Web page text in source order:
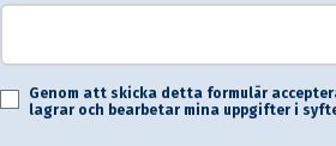
Genom att skicka detta formulär
lagrar och bearbetar mina uppgifter i